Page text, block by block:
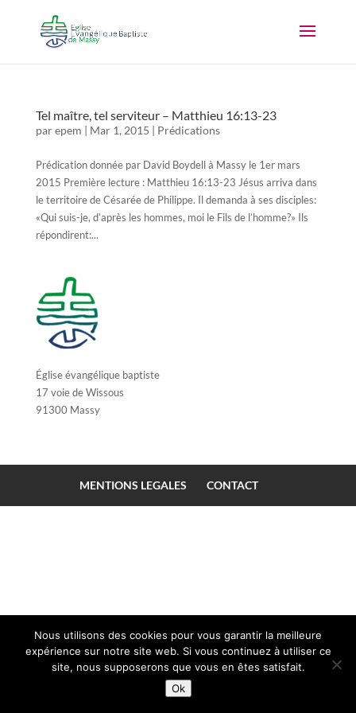
Tel maître, tel serviteur – Matthieu 16:13-23
parepem | Mar 1, 2015 | Prédications
Prédication donnée par David Boydell à Massy le 1er mars
2015 Première lecture : Matthieu 16:13-23 Jésus arriva dans
le territoire de Césarée de Philippe. Il demanda à ses disciples:
«Qui suis-je, d’après les hommes, moi le Fils de l’homme?» Ils
répondirent:...
Église évangélique baptiste
17 voie de Wissous
91300 Massy
MENTIONS LEGALES CONTACT
Nous utilisons des cookies pour vous garantir la meilleure
expérience sur notre site web. Si vous continuez à utiliser ce
site, nous supposerons que vous en êtes satisfait.
Ok